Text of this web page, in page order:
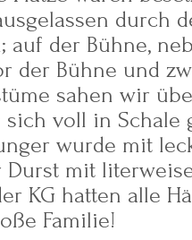
durch
auf der Bühne,
der Bühne und
sahen wir
sich voll in Schale
wurde mit
Durst mit
KG hatten alle
Familie!